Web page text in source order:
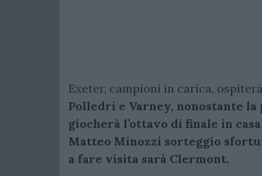
Exeter, campioni in carica,
Polledri e Varney, nonostante
giocherà l’ottavo di finale in
Matteo Minozzi sorteggio
a fare visita sarà Clermont.